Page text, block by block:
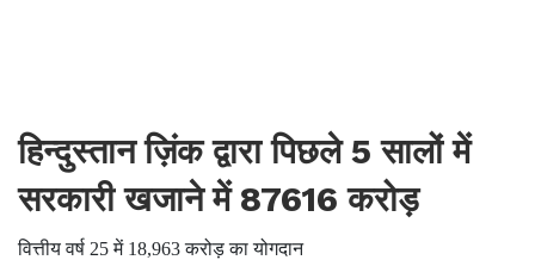
हिन्दुस्तान ज़िंक द्वारा पिछले 5 सालों में
सरकारी खजाने में 87616 करोड़
वित्तीय वर्ष 25 में 18,963 करोड़ का योगदान